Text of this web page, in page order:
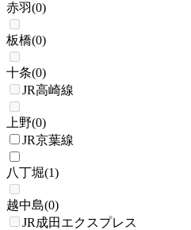
赤羽(0)
板橋(0)
十条(0)
JR高崎線
上野(0)
JR京葉線
八丁堀(1)
越中島(0)
JR成田エクスプレス